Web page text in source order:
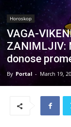
Horoskop
VAGA-
ZANIMLJIV:
donose
By Portal - March 19,